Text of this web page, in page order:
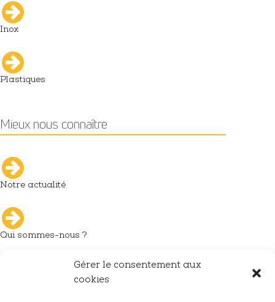
Gérer le consentement aux
cookies
Inox
Plastiques
Mieux nous connaître
Notre actualité
Qui sommes-nous ?
L'industrie du décolletage